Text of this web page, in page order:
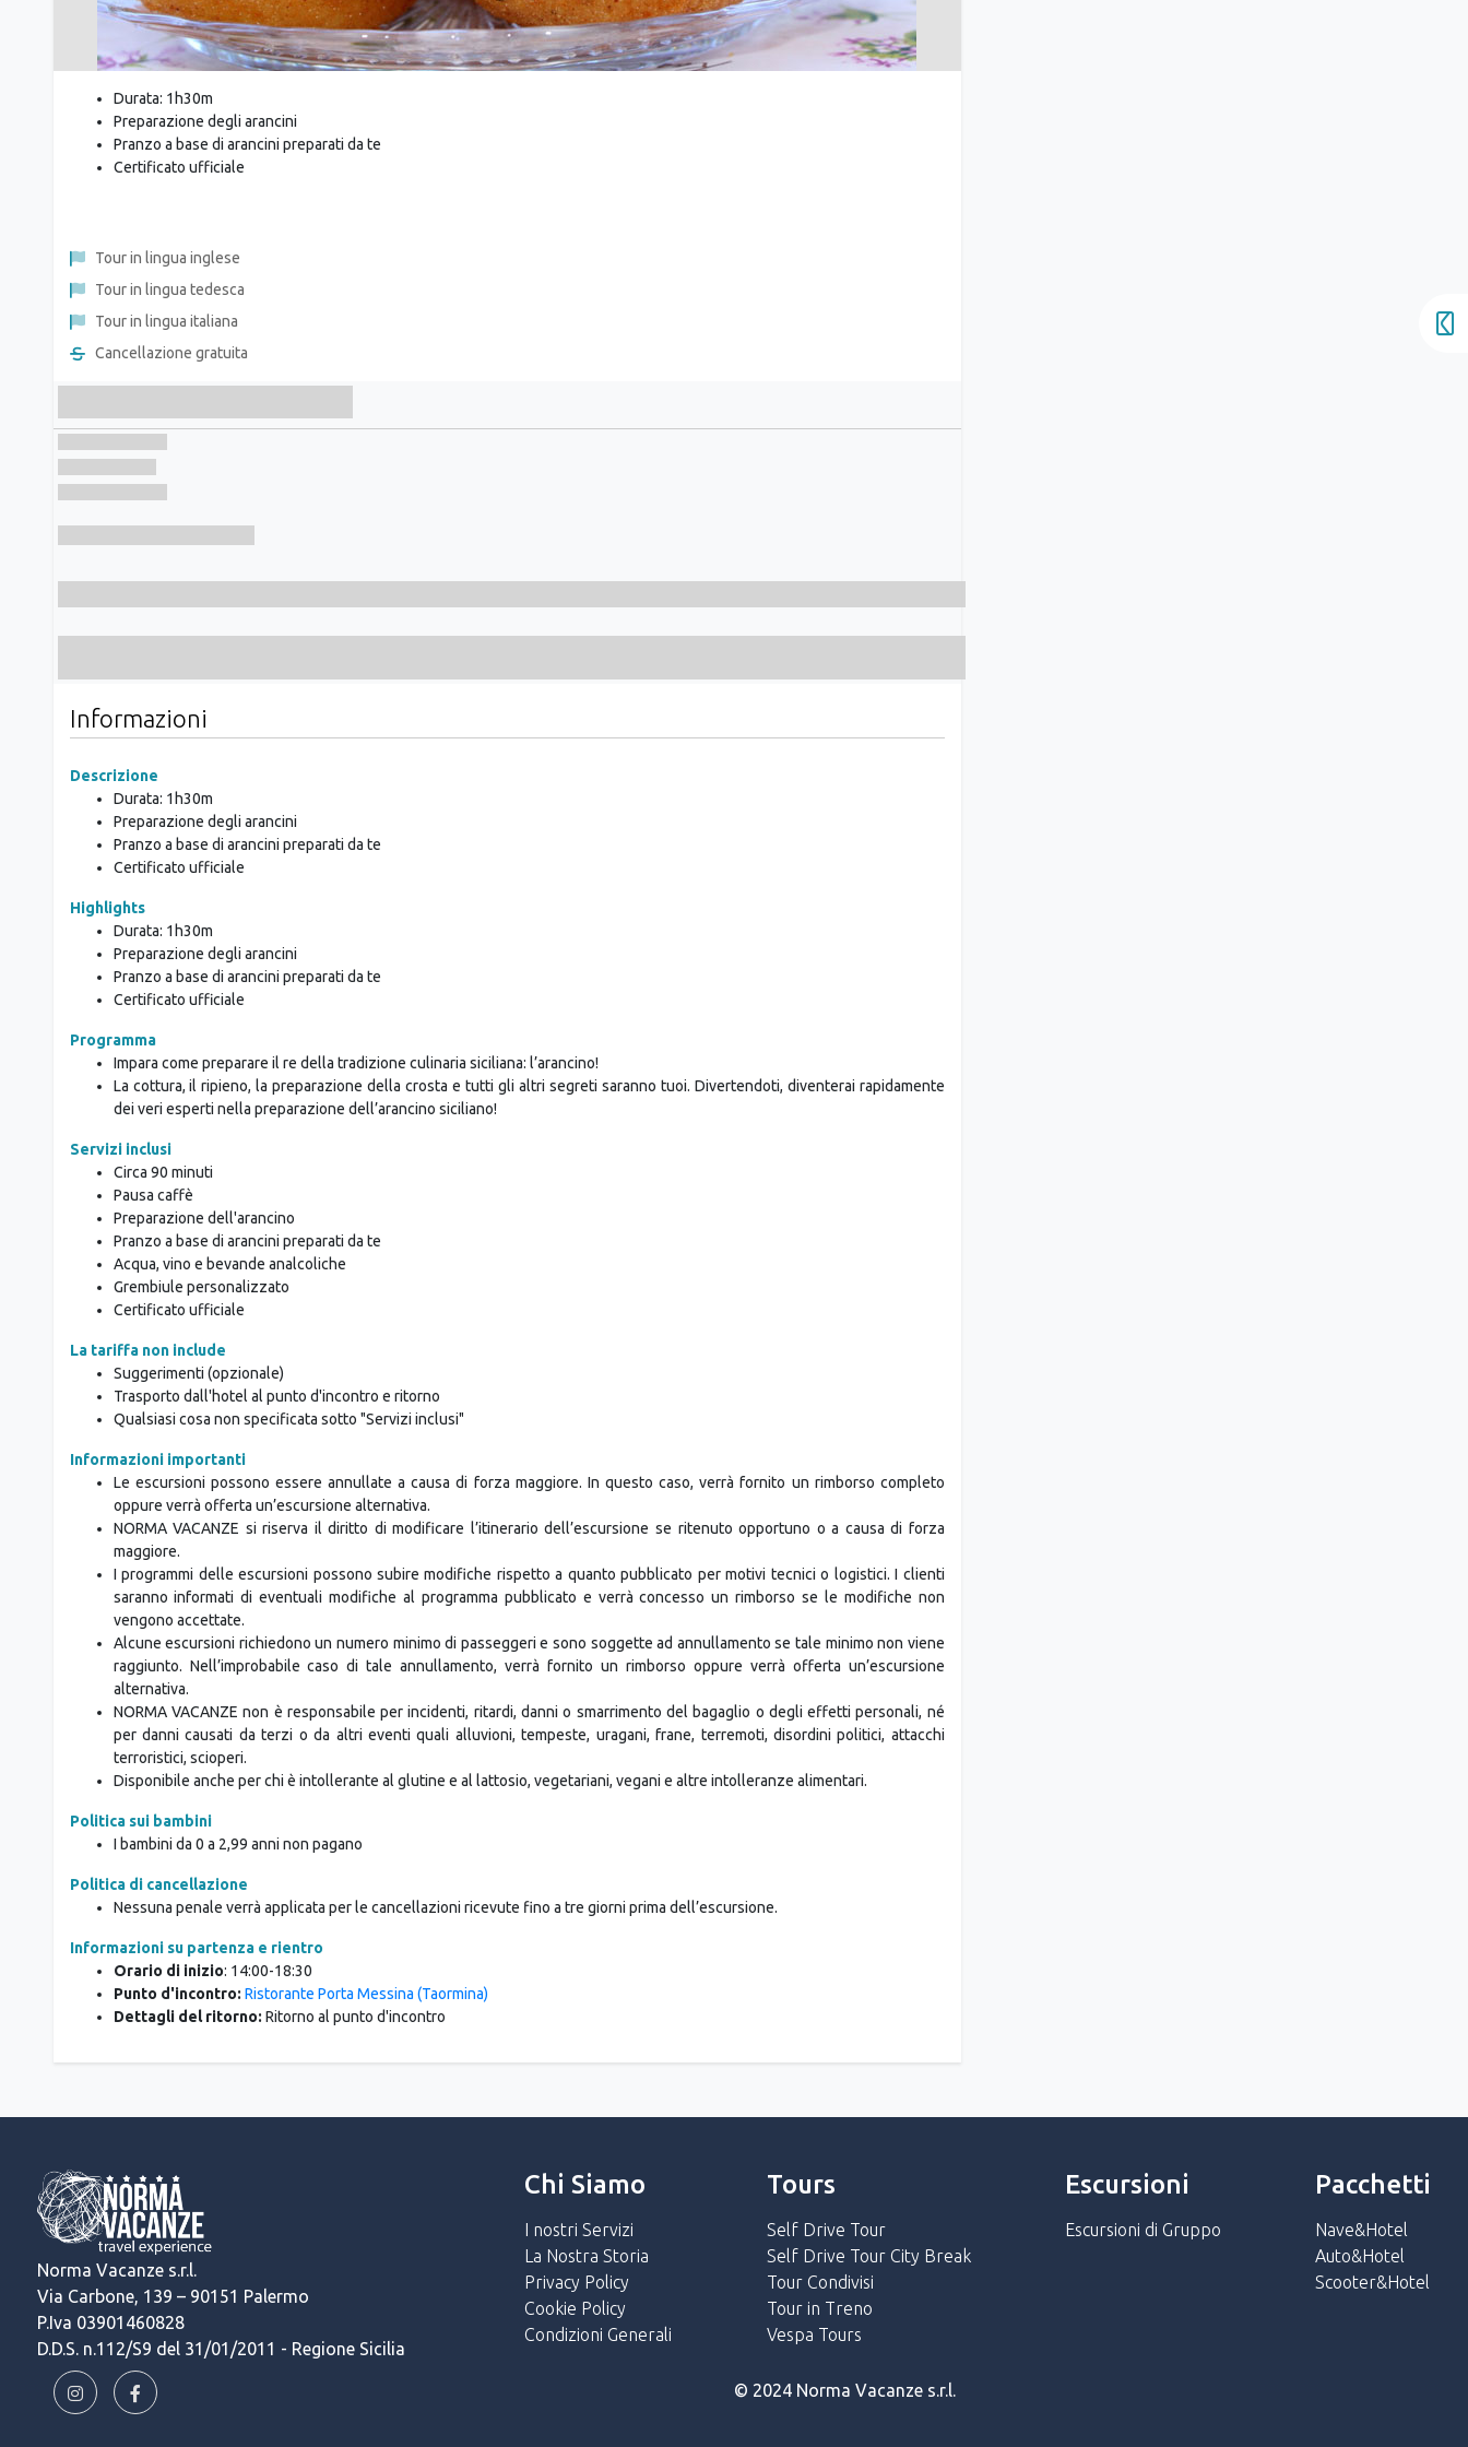
Durata: 1h30m
Preparazione degli arancini
Pranzo a base di arancini preparati da te
Certificato ufficiale
Tour in lingua inglese
Tour in lingua tedesca
Tour in lingua italiana
Cancellazione gratuita
Informazioni
Descrizione
Durata: 1h30m
Preparazione degli arancini
Pranzo a base di arancini preparati da te
Certificato ufficiale
Highlights
Durata: 1h30m
Preparazione degli arancini
Pranzo a base di arancini preparati da te
Certificato ufficiale
Programma
Impara come preparare il re della tradizione culinaria siciliana: l’arancino!
La cottura, il ripieno, la preparazione della crosta e tutti gli altri segreti saranno tuoi. Divertendoti, diventerai rapidamente
dei veri esperti nella preparazione dell’arancino siciliano!
Servizi inclusi
Circa 90 minuti
Pausa caffè
Preparazione dell'arancino
Pranzo a base di arancini preparati da te
Acqua, vino e bevande analcoliche
Grembiule personalizzato
Certificato ufficiale
La tariffa non include
Suggerimenti (opzionale)
Trasporto dall'hotel al punto d'incontro e ritorno
Qualsiasi cosa non specificata sotto "Servizi inclusi"
Informazioni importanti
Le escursioni possono essere annullate a causa di forza maggiore. In questo caso, verrà fornito un rimborso completo
oppure verrà offerta un’escursione alternativa.
NORMA VACANZE si riserva il diritto di modificare l’itinerario dell’escursione se ritenuto opportuno o a causa di forza
maggiore.
I programmi delle escursioni possono subire modifiche rispetto a quanto pubblicato per motivi tecnici o logistici. I clienti
saranno informati di eventuali modifiche al programma pubblicato e verrà concesso un rimborso se le modifiche non
vengono accettate.
Alcune escursioni richiedono un numero minimo di passeggeri e sono soggette ad annullamento se tale minimo non viene
raggiunto. Nell’improbabile caso di tale annullamento, verrà fornito un rimborso oppure verrà offerta un’escursione
alternativa.
NORMA VACANZE non è responsabile per incidenti, ritardi, danni o smarrimento del bagaglio o degli effetti personali, né
per danni causati da terzi o da altri eventi quali alluvioni, tempeste, uragani, frane, terremoti, disordini politici, attacchi
terroristici, scioperi.
Disponibile anche per chi è intollerante al glutine e al lattosio, vegetariani, vegani e altre intolleranze alimentari.
Politica sui bambini
I bambini da 0 a 2,99 anni non pagano
Politica di cancellazione
Nessuna penale verrà applicata per le cancellazioni ricevute fino a tre giorni prima dell’escursione.
Informazioni su partenza e rientro
Orario di inizio: 14:00-18:30
Punto d'incontro: Ristorante Porta Messina (Taormina)
Dettagli del ritorno: Ritorno al punto d'incontro
Norma Vacanze s.r.l.
Via Carbone, 139 – 90151 Palermo
P.Iva 03901460828
D.D.S. n.112/S9 del 31/01/2011 - Regione Sicilia
Chi Siamo
I nostri Servizi
La Nostra Storia
Privacy Policy
Cookie Policy
Condizioni Generali
Tours
Self Drive Tour
Self Drive Tour City Break
Tour Condivisi
Tour in Treno
Vespa Tours
Escursioni
Escursioni di Gruppo
Pacchetti
Nave&Hotel
Auto&Hotel
Scooter&Hotel
© 2024 Norma Vacanze s.r.l.